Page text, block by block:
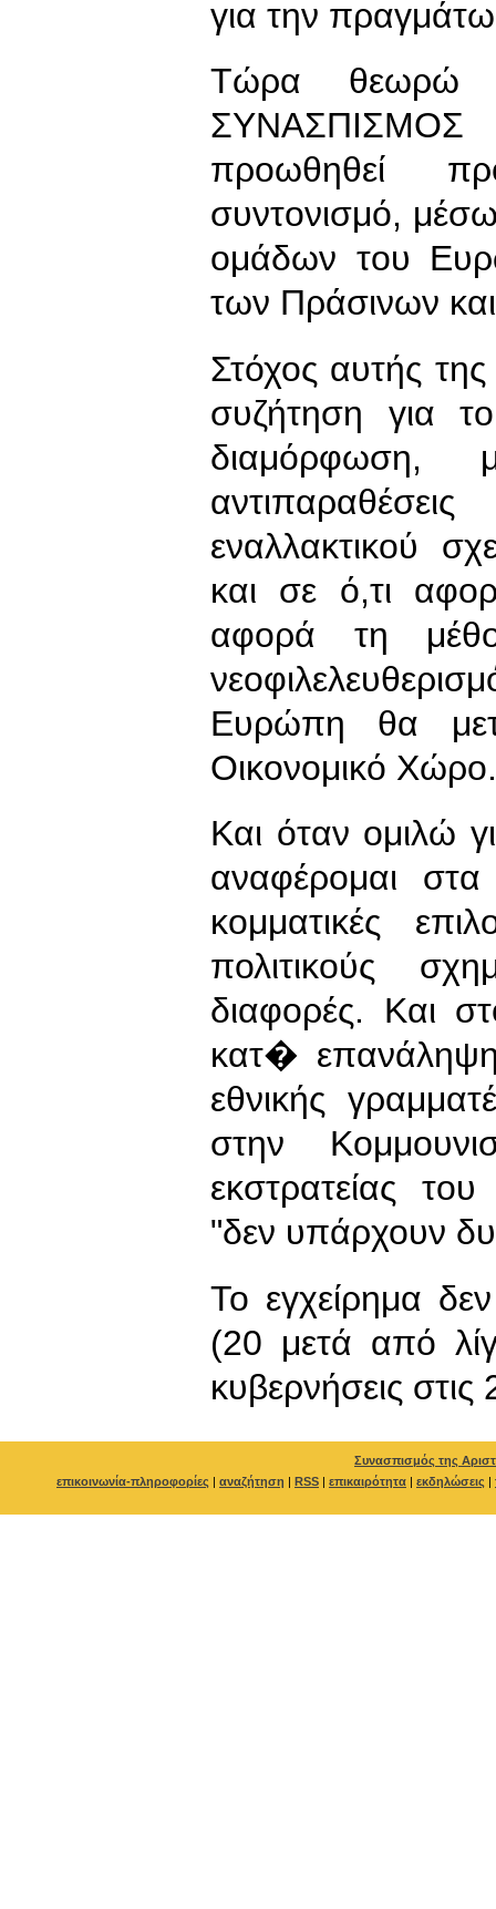
για την
Τώρα θεωρώ
προωθηθεί
συντονισμό,
ομάδων του
των Πράσινων
Στόχος αυτής
συζήτηση για
διαμόρφωση,
εναλλακτικού
και σε ό,τι
αφορά τη
Ευρώπη θα
Οικονομικό Χώρο.
Και όταν ομιλώ
αναφέρομαι
κομματικές
πολιτικούς
διαφορές. Και
κατ�
εθνικής
στην
εκστρατείας
"δεν υπάρχουν
Το εγχείρημα
(20 μετά από
κυβερνήσεις
Συνασπισμός της
επικοινωνία-πληροφορίες | αναζήτηση | RSS | επικαιρότητα | εκδηλώσεις |